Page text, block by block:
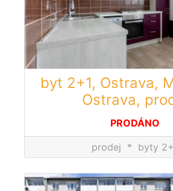
byt 2+1, Ostrava,
Ostrava,
PRODÁNO
prodej * byty